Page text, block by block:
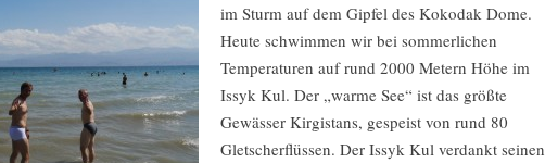
im Sturm auf dem Gipfel des Kokodak Dome.
Heute schwimmen wir bei sommerlichen
Temperaturen auf rund 2000 Metern Höhe im
Issyk Kul. Der „warme See“ ist das größte
Gewässer Kirgistans, gespeist von rund 80
Gletscherflüssen. Der Issyk Kul verdankt seinen